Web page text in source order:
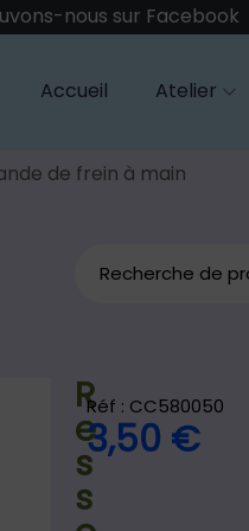
nous sur Facebook
Accueil Atelier
de frein à main
R
e
s
s
Réf : CC580050
3,50 €